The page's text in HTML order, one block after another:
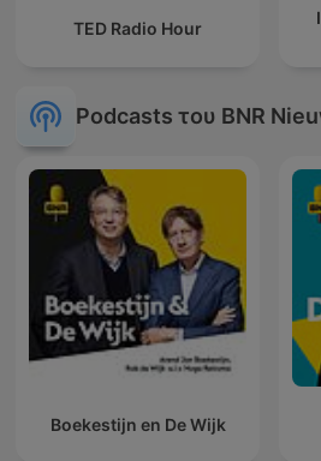
TED Radio Hour
Podcasts του BNR
Boekestijn en De Wijk